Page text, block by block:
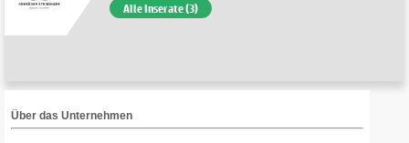
Alle Inserate (3)
Über das Unternehmen